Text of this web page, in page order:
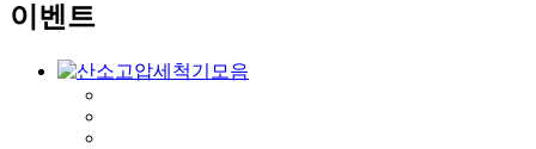
이벤트